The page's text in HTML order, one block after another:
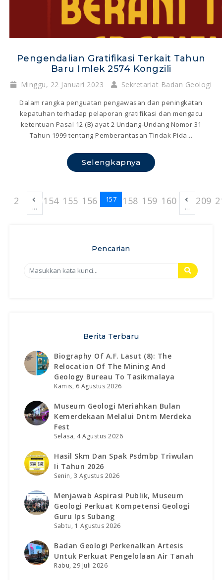
Pengendalian Gratifikasi Terkait Tahun
Baru Imlek 2574 Kongzili
Minggu, 22 Januari 2023 Sekretariat Badan Geologi
Dalam rangka penguatan pengawasan dan peningkatan
kepatuhan terhadap pelaporan gratifikasi dan mengacu
ketentuan Pasal 12 (B) ayat 2 Undang-Undang Nomor 31
Tahun 1999 tentang Pemberantasan Tindak Pida...
Selengkapnya
2
...
154 155 156 157 158 159 160
...
209
Pencarian
Berita Terbaru
Biography Of A.f. Lasut (8): The
Relocation Of The Mining And
Geology Bureau To Tasikmalaya
Kamis, 6 Agustus 2026
Museum Geologi Meriahkan Bulan
Kemerdekaan Melalui Dntm Merdeka
Fest
Selasa, 4 Agustus 2026
Hasil Skm Dan Spak Psdmbp Triwulan
Ii Tahun 2026
Senin, 3 Agustus 2026
Menjawab Aspirasi Publik, Museum
Geologi Perkuat Kompetensi Geologi
Guru Ips Subang
Sabtu, 1 Agustus 2026
Badan Geologi Perkenalkan Artesis
Untuk Perkuat Pengelolaan Air Tanah
Rabu, 29 Juli 2026